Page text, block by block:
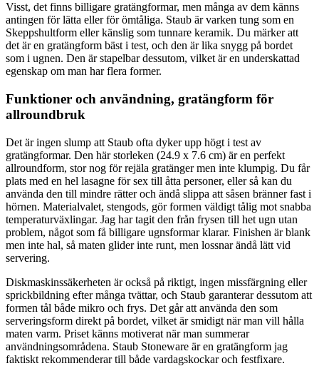
Visst, det finns billigare gratängformar, men många av dem känns
antingen för lätta eller för ömtåliga. Staub är varken tung som en
Skeppshultform eller känslig som tunnare keramik. Du märker att
det är en gratängform bäst i test, och den är lika snygg på bordet
som i ugnen. Den är stapelbar dessutom, vilket är en underskattad
egenskap om man har flera former.
Funktioner och användning, gratängform för
allroundbruk
Det är ingen slump att Staub ofta dyker upp högt i test av
gratängformar. Den här storleken (24.9 x 7.6 cm) är en perfekt
allroundform, stor nog för rejäla gratänger men inte klumpig. Du får
plats med en hel lasagne för sex till åtta personer, eller så kan du
använda den till mindre rätter och ändå slippa att såsen bränner fast i
hörnen. Materialvalet, stengods, gör formen väldigt tålig mot snabba
temperaturväxlingar. Jag har tagit den från frysen till het ugn utan
problem, något som få billigare ugnsformar klarar. Finishen är blank
men inte hal, så maten glider inte runt, men lossnar ändå lätt vid
servering.
Diskmaskinssäkerheten är också på riktigt, ingen missfärgning eller
sprickbildning efter många tvättar, och Staub garanterar dessutom att
formen tål både mikro och frys. Det går att använda den som
serveringsform direkt på bordet, vilket är smidigt när man vill hålla
maten varm. Priset känns motiverat när man summerar
användningsområdena. Staub Stoneware är en gratängform jag
faktiskt rekommenderar till både vardagskockar och festfixare.